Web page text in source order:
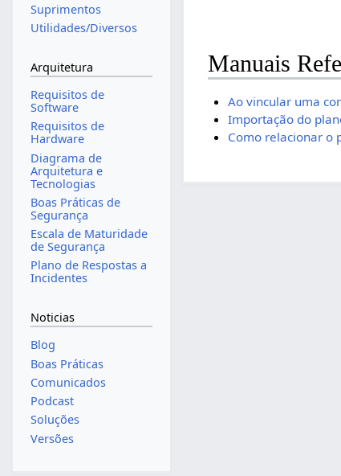
Manuais
Ao vincular uma
Importação do
Como relacionar o
Suprimentos
Utilidades/Diversos
Arquitetura
Requisitos de
Software
Requisitos de
Hardware
Diagrama de
Arquitetura e
Tecnologias
Boas Práticas de
Segurança
Escala de Maturidade
de Segurança
Plano de Respostas a
Incidentes
Noticias
Blog
Boas Práticas
Comunicados
Podcast
Soluções
Versões